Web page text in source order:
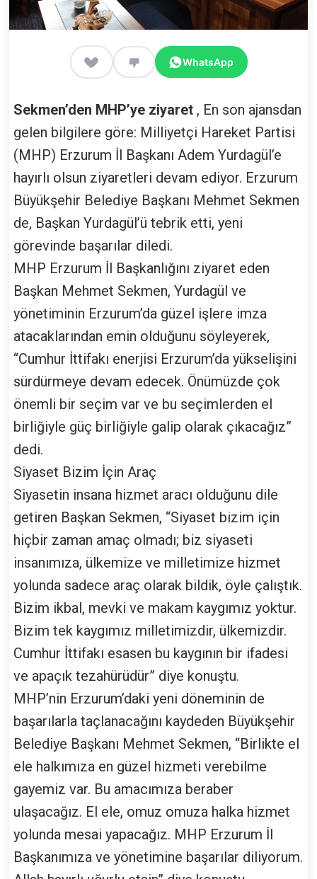
WhatsApp
Sekmen’den MHP’ye ziyaret , En son ajansdan
gelen bilgilere göre: Milliyetçi Hareket Partisi
(MHP) Erzurum İl Başkanı Adem Yurdagül’e
hayırlı olsun ziyaretleri devam ediyor. Erzurum
Büyükşehir Belediye Başkanı Mehmet Sekmen
de, Başkan Yurdagül’ü tebrik etti, yeni
görevinde başarılar diledi.
MHP Erzurum İl Başkanlığını ziyaret eden
Başkan Mehmet Sekmen, Yurdagül ve
yönetiminin Erzurum’da güzel işlere imza
atacaklarından emin olduğunu söyleyerek,
“Cumhur İttifakı enerjisi Erzurum’da yükselişini
sürdürmeye devam edecek. Önümüzde çok
önemli bir seçim var ve bu seçimlerden el
birliğiyle güç birliğiyle galip olarak çıkacağız”
dedi.
Siyaset Bizim İçin Araç
Siyasetin insana hizmet aracı olduğunu dile
getiren Başkan Sekmen, “Siyaset bizim için
hiçbir zaman amaç olmadı; biz siyaseti
insanımıza, ülkemize ve milletimize hizmet
yolunda sadece araç olarak bildik, öyle çalıştık.
Bizim ikbal, mevki ve makam kaygımız yoktur.
Bizim tek kaygımız milletimizdir, ülkemizdir.
Cumhur İttifakı esasen bu kaygının bir ifadesi
ve apaçık tezahürüdür” diye konuştu.
MHP’nin Erzurum’daki yeni döneminin de
başarılarla taçlanacağını kaydeden Büyükşehir
Belediye Başkanı Mehmet Sekmen, “Birlikte el
ele halkımıza en güzel hizmeti verebilme
gayemiz var. Bu amacımıza beraber
ulaşacağız. El ele, omuz omuza halka hizmet
yolunda mesai yapacağız. MHP Erzurum İl
Başkanımıza ve yönetimine başarılar diliyorum.